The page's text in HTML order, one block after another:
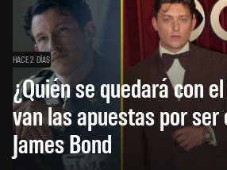
HACE 2 DÍAS
¿Quién se quedará con
van las apuestas por ser
James Bond